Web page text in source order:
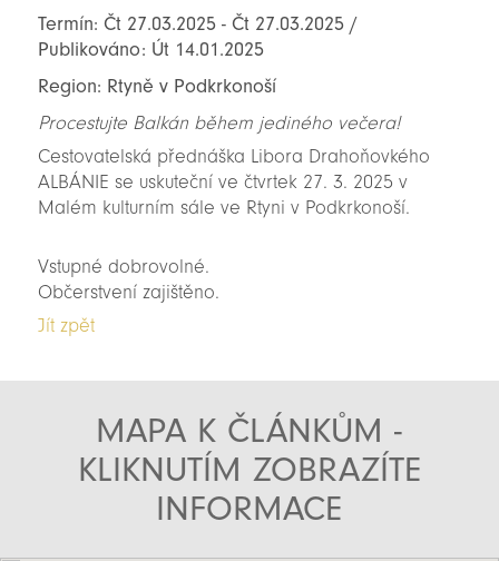
Termín: Čt 27.03.2025 - Čt 27.03.2025 /
Publikováno: Út 14.01.2025
Region: Rtyně v Podkrkonoší
Procestujte Balkán během jediného večera!
Cestovatelská přednáška Libora Drahoňovkého
ALBÁNIE se uskuteční ve čtvrtek 27. 3. 2025 v
Malém kulturním sále ve Rtyni v Podkrkonoší.
Vstupné dobrovolné.
Občerstvení zajištěno.
Jít zpět
MAPA K ČLÁNKŮM -
KLIKNUTÍM ZOBRAZÍTE
INFORMACE